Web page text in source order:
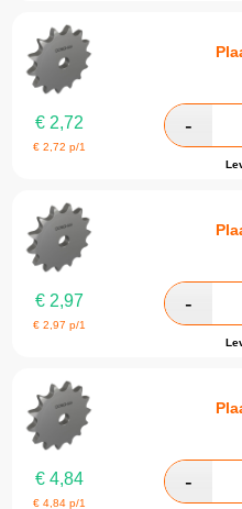
€ 2,72
€2,72 p/1
€ 2,97
€2,97 p/1
€ 4,84
€4,84 p/1